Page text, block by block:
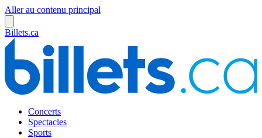
Aller au contenu principal
Billets.ca
Concerts
Spectacles
Sports